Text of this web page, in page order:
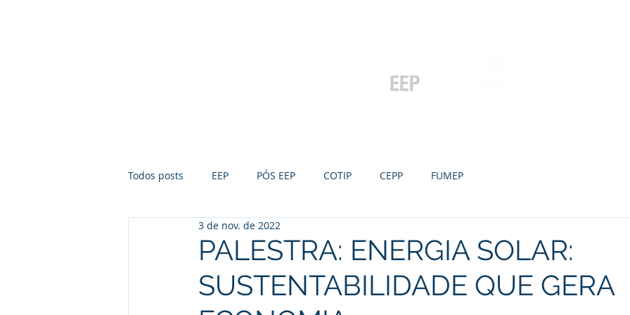
Todos posts EEP PÓS EEP COTIP CEPP FUMEP
PALESTRA: ENERGIA SOLAR:
SUSTENTABILIDADE QUE GERA
3 de nov. de 2022